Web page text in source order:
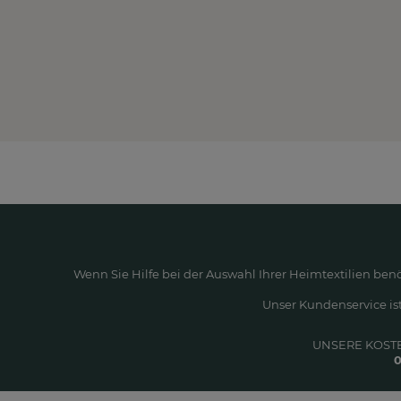
Wenn Sie Hilfe bei der Auswahl Ihrer Heimtextilien
Unser Kundenservice
UNSERE